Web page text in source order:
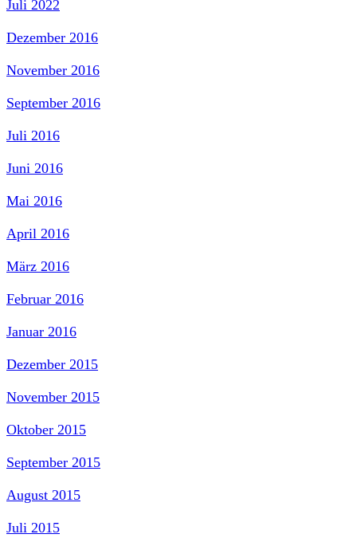
Juli 2022
Dezember 2016
November 2016
September 2016
Juli 2016
Juni 2016
Mai 2016
April 2016
März 2016
Februar 2016
Januar 2016
Dezember 2015
November 2015
Oktober 2015
September 2015
August 2015
Juli 2015